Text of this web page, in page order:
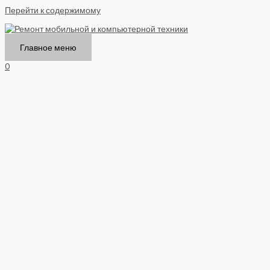
Перейти к содержимому
Главное меню
0